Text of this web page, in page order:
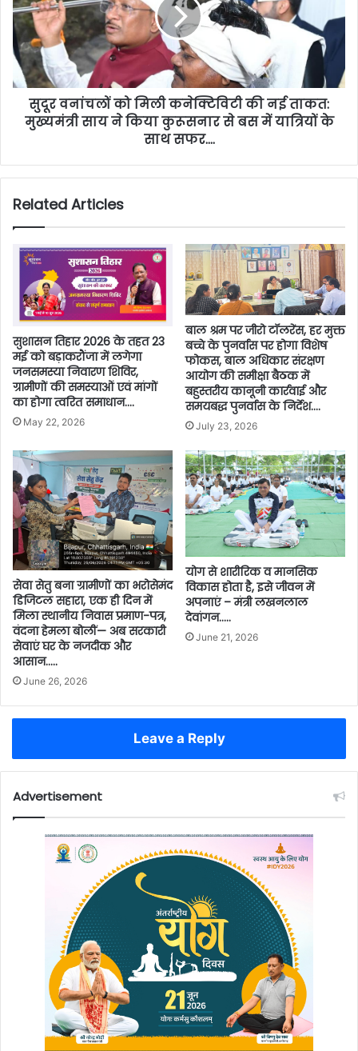
सुदूर वनांचलों को मिली कनेक्टिविटी की नई ताकत:
मुख्यमंत्री साय ने किया कुरूसनार से बस में यात्रियों के
साथ सफर….
Related Articles
सुशासन तिहार 2026 के तहत 23
मई को बड़ाकरौंजा में लगेगा
जनसमस्या निवारण शिविर,
ग्रामीणों की समस्याओं एवं मांगों
का होगा त्वरित समाधान….
May 22, 2026
बाल श्रम पर जीरो टॉलरेंस, हर मुक्त
बच्चे के पुनर्वास पर होगा विशेष
फोकस, बाल अधिकार संरक्षण
आयोग की समीक्षा बैठक में
बहुस्तरीय कानूनी कार्रवाई और
समयबद्ध पुनर्वास के निर्देश….
July 23, 2026
सेवा सेतु बना ग्रामीणों का भरोसेमंद
डिजिटल सहारा, एक ही दिन में
मिला स्थानीय निवास प्रमाण-पत्र,
वंदना हेमला बोलीं— अब सरकारी
सेवाएं घर के नजदीक और
आसान…..
June 26, 2026
योग से शारीरिक व मानसिक
विकास होता है, इसे जीवन में
अपनाएं – मंत्री लखनलाल
देवांगन…..
June 21, 2026
Leave a Reply
Advertisement